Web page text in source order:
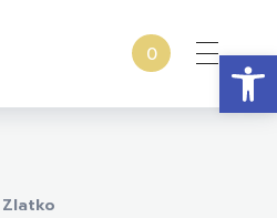
0
Zlatko